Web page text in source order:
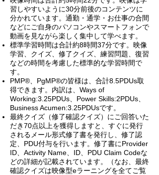
習しやすいように30分前後のコンテンツに
分かれています。通勤・通学・お仕事の合間
などにご自身のパソコンやスマートフォンで
動画を見ながら楽しく集中して学べます。
標準学習時間は合計約8時間37分です。映像
学習、クイズ、修了クイズ、練習問題、復習
などの時間を考慮した標準的な学習時間で
す。
PMP®、PgMP®の皆様は、合計8.5PDUs取
得できます。内訳は、Ways of
Working:3.25PDUs、Power Skills:2PDUs、
Business Acumen:3.25PDUsです。
最終クイズ（修了確認クイズ）にご回答いた
だき70点以上を獲得しますと、すぐに発行
されるメール形式修了書を発行し、修了認
定、PDU付与を行います。修了書にProvider
ID、Activity Name、ID、PDU Claim Codeな
どの詳細が記載されています。（なお、最終
確認クイズは映像型eラーニングを全てご覧